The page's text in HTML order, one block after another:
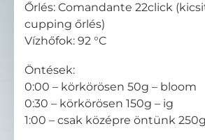
Őrlés: Comandante 22click
cupping őrlés)
Vízhőfok: 92 °C
Öntések:
0:00 – körkörösen 50g – bloom
0:30 – körkörösen 150g – ig
1:00 – csak középre öntünk